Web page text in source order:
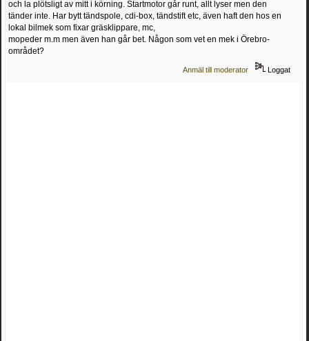
och la plötsligt av mitt i körning. Startmotor går runt, allt lyser men den
tänder inte. Har bytt tändspole, cdi-box, tändstift etc, även haft den hos en
lokal bilmek som fixar gräsklippare, mc,
mopeder m.m men även han går bet. Någon som vet en mek i Örebro-
området?
Anmäl till moderator Loggat